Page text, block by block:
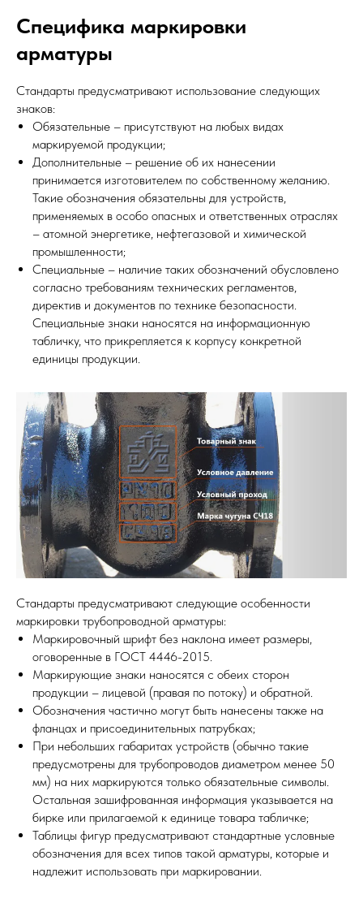
Специфика маркировки
арматуры
Стандарты предусматривают использование следующих
знаков:
Обязательные – присутствуют на любых видах
маркируемой продукции;
Дополнительные – решение об их нанесении
принимается изготовителем по собственному желанию.
Такие обозначения обязательны для устройств,
применяемых в особо опасных и ответственных отраслях
– атомной энергетике, нефтегазовой и химической
промышленности;
Специальные – наличие таких обозначений обусловлено
согласно требованиям технических регламентов,
директив и документов по технике безопасности.
Специальные знаки наносятся на информационную
табличку, что прикрепляется к корпусу конкретной
единицы продукции.
Стандарты предусматривают следующие особенности
маркировки трубопроводной арматуры:
Маркировочный шрифт без наклона имеет размеры,
оговоренные в ГОСТ 4446-2015.
Маркирующие знаки наносятся с обеих сторон
продукции – лицевой (правая по потоку) и обратной.
Обозначения частично могут быть нанесены также на
фланцах и присоединительных патрубках;
При небольших габаритах устройств (обычно такие
предусмотрены для трубопроводов диаметром менее 50
мм) на них маркируются только обязательные символы.
Остальная зашифрованная информация указывается на
бирке или прилагаемой к единице товара табличке;
Таблицы фигур предусматривают стандартные условные
обозначения для всех типов такой арматуры, которые и
надлежит использовать при маркировании.